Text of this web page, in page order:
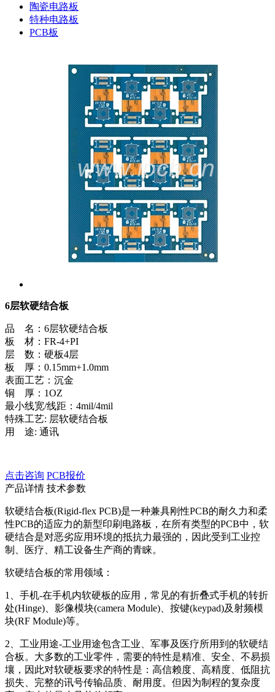
陶瓷电路板
特种电路板
PCB板
6层软硬结合板
品 名：6层软硬结合板
板 材：FR-4+PI
层 数：硬板4层
板 厚：0.15mm+1.0mm
表面工艺：沉金
铜 厚：1OZ
最小线宽/线距：4mil/4mil
特殊工艺: 层软硬结合板
用 途: 通讯
点击咨询 PCB报价
产品详情 技术参数
软硬结合板(Rigid-flex PCB)是一种兼具刚性PCB的耐久力和柔
性PCB的适应力的新型印刷电路板，在所有类型的PCB中，软
硬结合是对恶劣应用环境的抵抗力最强的，因此受到工业控
制、医疗、精工设备生产商的青睐。
软硬结合板的常用领域：
1、手机-在手机内软硬板的应用，常见的有折叠式手机的转折
处(Hinge)、影像模块(camera Module)、按键(keypad)及射频模
块(RF Module)等。
2、工业用途-工业用途包含工业、军事及医疗所用到的软硬结
合板。大多数的工业零件，需要的特性是精准、安全、不易损
壤，因此对软硬板要求的特性是：高信赖度、高精度、低阻抗
损失、完整的讯号传输品质、耐用度。但因为制程的复杂度